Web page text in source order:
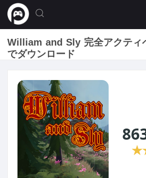
William and Sly 完全アクティ
でダウンロード
★